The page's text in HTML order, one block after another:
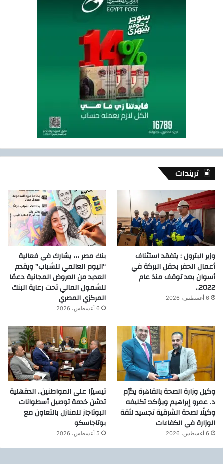
تريندات
وزير البترول : يتفقد استئناف
أعمال الحفر بحقل البركة في
أسوان بعد توقف منذ عام
2022..
6 أغسطس، 2026
بنك مصر ،،، يشارك في فعالية
“اليوم العالمي للشباب” ويقدم
العديد من العروض المجانية دعمًا
للشمول المالي تحت رعاية البنك
المركزي المصري
6 أغسطس، 2026
وكيل وزارة الصحة بالقاهرة يكرّم
د. عمرو إبراهيم ويؤكد: تكليفه
وكيلًا لصحة الشرقية تجسيد لثقة
الوزارة في الكفاءات
6 أغسطس، 2026
تيسيرًا على المواطنين.. الدقهلية
تدشن خدمة توصيل أسطوانات
البوتاجاز للمنازل بالتعاون مع
بوتاجاسكو
5 أغسطس، 2026